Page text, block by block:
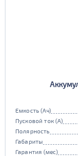
Емкость (Ач)
Пусковой ток (А)
Полярность
Габариты
Гарантия (мес)